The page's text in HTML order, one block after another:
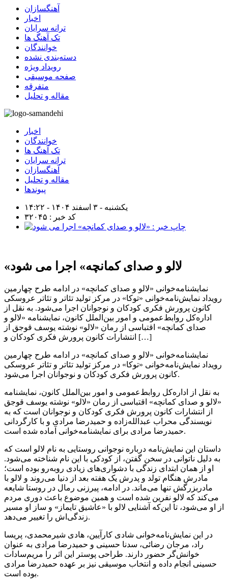
آهنگسازان
اخبار
ترانه سرایان
تک آهنگ ها
خوانندگان
دسته‌بندی نشده
رویداد ویژه
صفحه موسیقی
متفرقه
مقاله و تحلیل
اخبار
خوانندگان
تک آهنگ ها
ترانه سرایان
آهنگسازان
مقاله و تحلیل
پیوندها
یکشنبه - ۳ اسفند ۱۴۰۴ - ۱۴:۲۲
کد خبر : ۳۲۰۴۵
«لالو و صدای کمانچه» اجرا می شود
نمایشنامه‌خوانی «لالو و صدای کمانچه» در ادامه طرح چهارمین
رویداد نمایش‌نامه‌خوانی «توکا» در مرکز تولید تئاتر و تئاتر عروسکی
کانون پرورش فکری کودکان و نوجوانان اجرا می‌شود. به نقل از
اداره‌کل روابط‌عمومی و امور بین‌الملل کانون، نمایشنامه «لالو و
صدای کمانچه» اقتباسی از رمان «لالو» نوشته یوسف قوجق از
انتشارات کانون پرورش فکری کودکان و […]
نمایشنامه‌خوانی «لالو و صدای کمانچه» در ادامه طرح چهارمین
رویداد نمایش‌نامه‌خوانی «توکا» در مرکز تولید تئاتر و تئاتر عروسکی
کانون پرورش فکری کودکان و نوجوانان اجرا می‌شود.
به نقل از اداره‌کل روابط‌عمومی و امور بین‌الملل کانون، نمایشنامه
«لالو و صدای کمانچه» اقتباسی از رمان «لالو» نوشته یوسف قوجق
از انتشارات کانون پرورش فکری کودکان و نوجوانان است که به
نویسندگی محراب عبدالله‌زاده و حمیدرضا مرادی و با کارگردانی
حمیدرضا مرادی برای نمایشنامه‌خوانی آماده شده است.
داستان این نمایش‌نامه درباره نوجوانی روستایی به نام لالو است که
به دلیل ناتوانی در سخن گفتن، از کودکی با این نام شناخته می‌شود.
او از همان ابتدای زندگی با دشواری‌های زیادی روبه‌رو بوده است؛
مادرش هنگام تولد و پدرش یک هفته بعد از دنیا می‌روند و لالو با
مادربزرگش تنها می‌ماند. در ادامه، پیرزنی رمال در روستا شایعه
می‌کند که لالو نفرین شده است و همین موضوع باعث دوری مردم
از او می‌شود، تا این‌که آشنایی لالو با «عاشیق تایماز» و ساز او مسیر
زندگی‌اش را تغییر می‌دهد.
در این نمایش‌نامه‌خوانی شادی کارآیین، هادی شیرمحمدی، پریسا
راد، مرجان رضائی، سدنا حسینی و حمیدرضا مرادی به عنوان
خوانش‌گر حضور دارند. طراحی پوستر این اثر را مریم‌سادات
حسینی انجام داده و انتخاب موسیقی نیز بر عهده حمیدرضا مرادی
بوده است.